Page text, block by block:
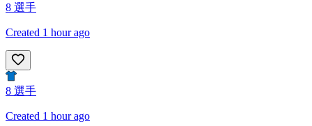
8 選手
Created 1 hour ago
8 選手
Created 1 hour ago